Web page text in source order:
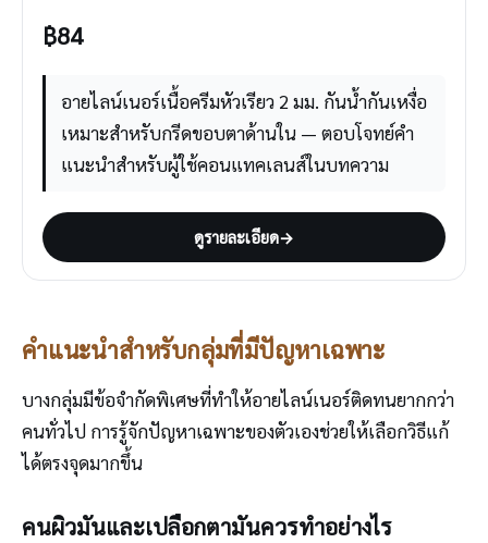
฿84
อายไลน์เนอร์เนื้อครีมหัวเรียว 2 มม. กันน้ำกันเหงื่อ
เหมาะสำหรับกรีดขอบตาด้านใน — ตอบโจทย์คำ
แนะนำสำหรับผู้ใช้คอนแทคเลนส์ในบทความ
ดูรายละเอียด→
คำแนะนำสำหรับกลุ่มที่มีปัญหาเฉพาะ
บางกลุ่มมีข้อจำกัดพิเศษที่ทำให้อายไลน์เนอร์ติดทนยากกว่า
คนทั่วไป การรู้จักปัญหาเฉพาะของตัวเองช่วยให้เลือกวิธีแก้
ได้ตรงจุดมากขึ้น
คนผิวมันและเปลือกตามันควรทำอย่างไร